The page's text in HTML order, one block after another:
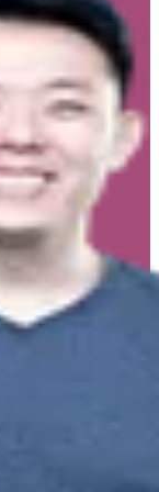
mas ainda
plataforma;
as aulas e
Gratuito tem
de múltipla
tenho a quem
apenas
aproveitar o
planejado para
pré-requisito
pessoas